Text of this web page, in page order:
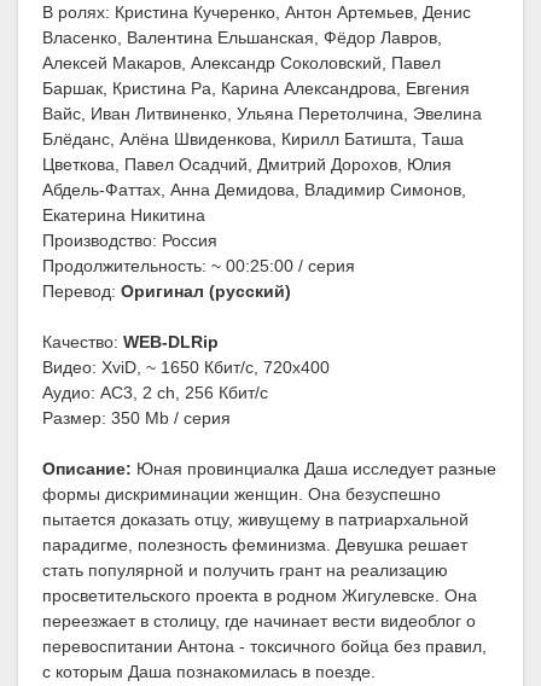
В ролях: Кристина Кучеренко, Антон Артемьев, Денис
Власенко, Валентина Ельшанская, Фёдор Лавров,
Алексей Макаров, Александр Соколовский, Павел
Баршак, Кристина Ра, Карина Александрова, Евгения
Вайс, Иван Литвиненко, Ульяна Перетолчина, Эвелина
Блёданс, Алёна Швиденкова, Кирилл Батишта, Таша
Цветкова, Павел Осадчий, Дмитрий Дорохов, Юлия
Абдель-Фаттах, Анна Демидова, Владимир Симонов,
Екатерина Никитина
Производство: Россия
Продолжительность: ~ 00:25:00 / серия
Перевод: Оригинал (русский)
Качество: WEB-DLRip
Видео: XviD, ~ 1650 Кбит/с, 720x400
Аудио: AC3, 2 ch, 256 Кбит/с
Размер: 350 Mb / серия
Описание: Юная провинциалка Даша исследует разные
формы дискриминации женщин. Она безуспешно
пытается доказать отцу, живущему в патриархальной
парадигме, полезность феминизма. Девушка решает
стать популярной и получить грант на реализацию
просветительского проекта в родном Жигулевске. Она
переезжает в столицу, где начинает вести видеоблог о
перевоспитании Антона - токсичного бойца без правил,
с которым Даша познакомилась в поезде.